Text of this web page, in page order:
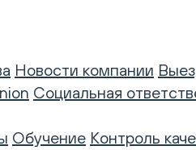
Новости компании
Социальная
Обучение Контроль